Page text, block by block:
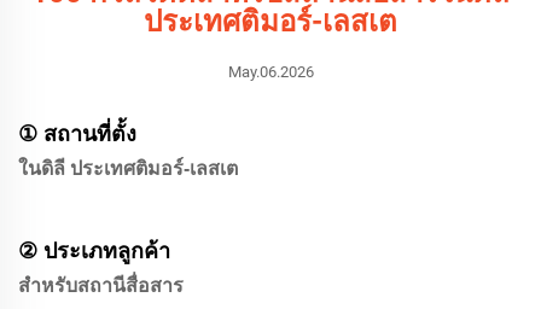
ประเทศติมอร์-เลสเต
May.06.2026
① สถานที่ตั้ง
ในดิลี ประเทศติมอร์-เลสเต
② ประเภทลูกค้า
สำหรับสถานีสื่อสาร